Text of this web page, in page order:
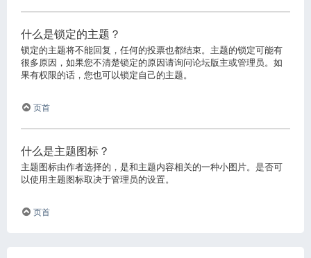
什么是锁定的主题？
锁定的主题将不能回复，任何的投票也都结束。主题的锁定可能有
很多原因，如果您不清楚锁定的原因请询问论坛版主或管理员。如
果有权限的话，您也可以锁定自己的主题。
页首
什么是主题图标？
主题图标由作者选择的，是和主题内容相关的一种小图片。是否可
以使用主题图标取决于管理员的设置。
页首